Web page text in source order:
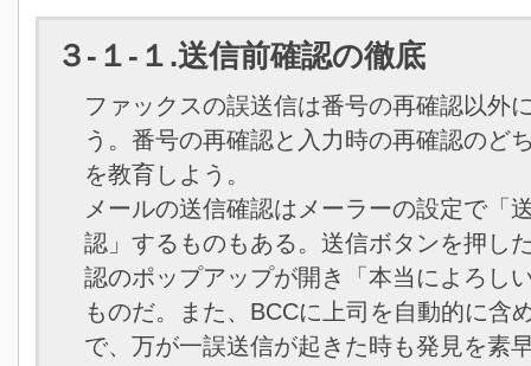
３-１-１.送信前確認の徹底
ファックスの誤送信は番号の再確認以外
う。番号の再確認と入力時の再確認のど
を教育しよう。
メールの送信確認はメーラーの設定で「
認」するものもある。送信ボタンを押し
認のポップアップが開き「本当によろし
ものだ。また、BCCに上司を自動的に含
で、万が一誤送信が起きた時も発見を素